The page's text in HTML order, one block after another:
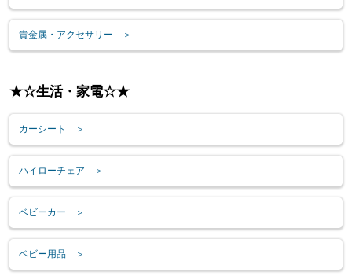
貴金属・アクセサリー ＞
★☆生活・家電☆★
カーシート ＞
ハイローチェア ＞
ベビーカー ＞
ベビー用品 ＞